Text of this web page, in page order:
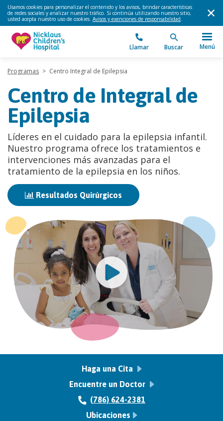
Usamos cookies para personalizar el contenido y los avisos, brindar características
de redes sociales y analizar nuestro tráfico. Si continúa utilizando nuestro sitio,
usted acepta nuestro uso de cookies. Avisos y exenciones de responsabilidad.
Llamar Buscar Menú
Programas > Centro Integral de Epilepsia
Centro de Integral de
Epilepsia
Líderes en el cuidado para la epilepsia infantil.
Nuestro programa ofrece los tratamientos e
intervenciones más avanzadas para el
tratamiento de la epilepsia en los niños.
Resultados Quirúrgicos
Haga una Cita
Encuentre un Doctor
(786) 624-2381
Ubicaciones